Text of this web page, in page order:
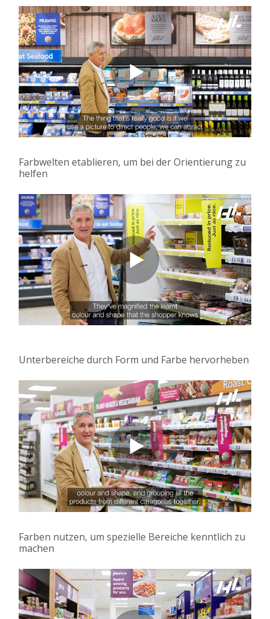
Farbwelten etablieren, um bei der Orientierung zu
helfen
Unterbereiche durch Form und Farbe hervorheben
Farben nutzen, um spezielle Bereiche kenntlich zu
machen